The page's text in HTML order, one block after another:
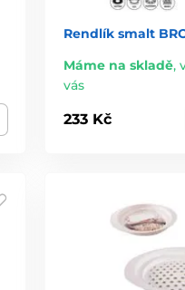
Rendlík smalt
Máme na skladě,
vás
233 Kč